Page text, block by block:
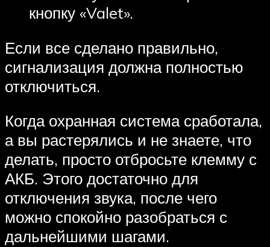
кнопку «Valet».
Если все сделано правильно,
сигнализация должна полностью
отключиться.
Когда охранная система сработала,
а вы растерялись и не знаете, что
делать, просто отбросьте клемму с
АКБ. Этого достаточно для
отключения звука, после чего
можно спокойно разобраться с
дальнейшими шагами.